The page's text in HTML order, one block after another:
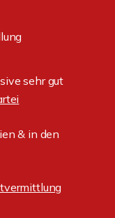
sehr gut
& in den